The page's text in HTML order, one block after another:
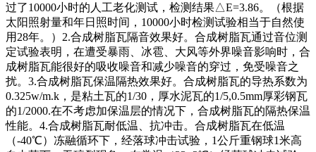
过了10000小时的人工老化测试，检测结果△E=3.86。（根据
太阳照射量和年日照时间，10000小时检测试验相当于自然使
用28年。）2.合成树脂瓦隔音效果好。合成树脂瓦通过音位测
定试验表明，在遭受暴雨、冰雹、大风等外界噪音影响时，合
成树脂瓦能很好的吸收噪音和减少噪音的穿过，免受噪音之
扰。3.合成树脂瓦保温隔热效果好。合成树脂瓦的导热系数为
0.325w/m.k，是粘土瓦的1/30，厚水泥瓦的1/5,0.5mm厚彩钢瓦
的1/2000.在不考虑加保温层的情况下，合成树脂瓦的隔热保温
性能。4.合成树脂瓦耐低温、抗冲击。合成树脂瓦在低温
（-40℃）冻融循环下，经落球冲击试验，1公斤重钢球1米高